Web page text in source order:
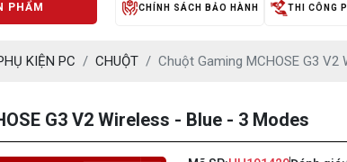
PHẨM CHÍNH SÁCH BẢO HÀNH THI CÔNG
KIỆN PC CHUỘT Chuột Gaming MCHOSE G3
G3 V2 Wireless - Blue - 3 Modes